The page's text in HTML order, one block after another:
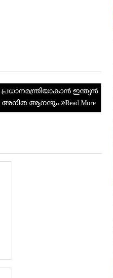
ഇന്ത്യന്‍
അനിത ആനന്ദും